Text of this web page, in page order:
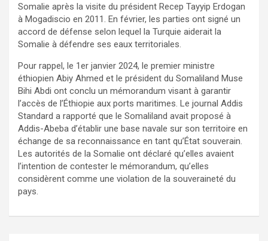
Somalie après la visite du président Recep Tayyip Erdogan
à Mogadiscio en 2011. En février, les parties ont signé un
accord de défense selon lequel la Turquie aiderait la
Somalie à défendre ses eaux territoriales.
Pour rappel, le 1er janvier 2024, le premier ministre
éthiopien Abiy Ahmed et le président du Somaliland Muse
Bihi Abdi ont conclu un mémorandum visant à garantir
l’accès de l’Éthiopie aux ports maritimes. Le journal Addis
Standard a rapporté que le Somaliland avait proposé à
Addis-Abeba d’établir une base navale sur son territoire en
échange de sa reconnaissance en tant qu’État souverain.
Les autorités de la Somalie ont déclaré qu’elles avaient
l’intention de contester le mémorandum, qu’elles
considèrent comme une violation de la souveraineté du
pays.